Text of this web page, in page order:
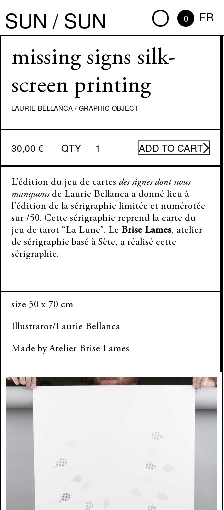
SUN / SUN 0 FR
missing signs silk-
screen printing
LAURIE BELLANCA / GRAPHIC OBJECT
30,00 € QTYmissing
screen
printing
quantity
ADD TO CART
L’édition du jeu de cartes des signes dont nous
manquonsde Laurie Bellanca a donné lieu à
l’édition de la sérigraphie limitée et numérotée
sur /50. Cette sérigraphie reprend la carte du
jeu de tarot “La Lune”. Le Brise Lames, atelier
de sérigraphie basé à Sète, a réalisé cette
sérigraphie.
size 50 x 70 cm
Illustrator/Laurie Bellanca
Made byAtelier Brise Lames